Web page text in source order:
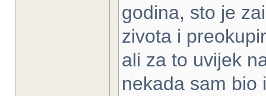
godina, sto je
zivota i
ali za to uvijek
nekada sam bio